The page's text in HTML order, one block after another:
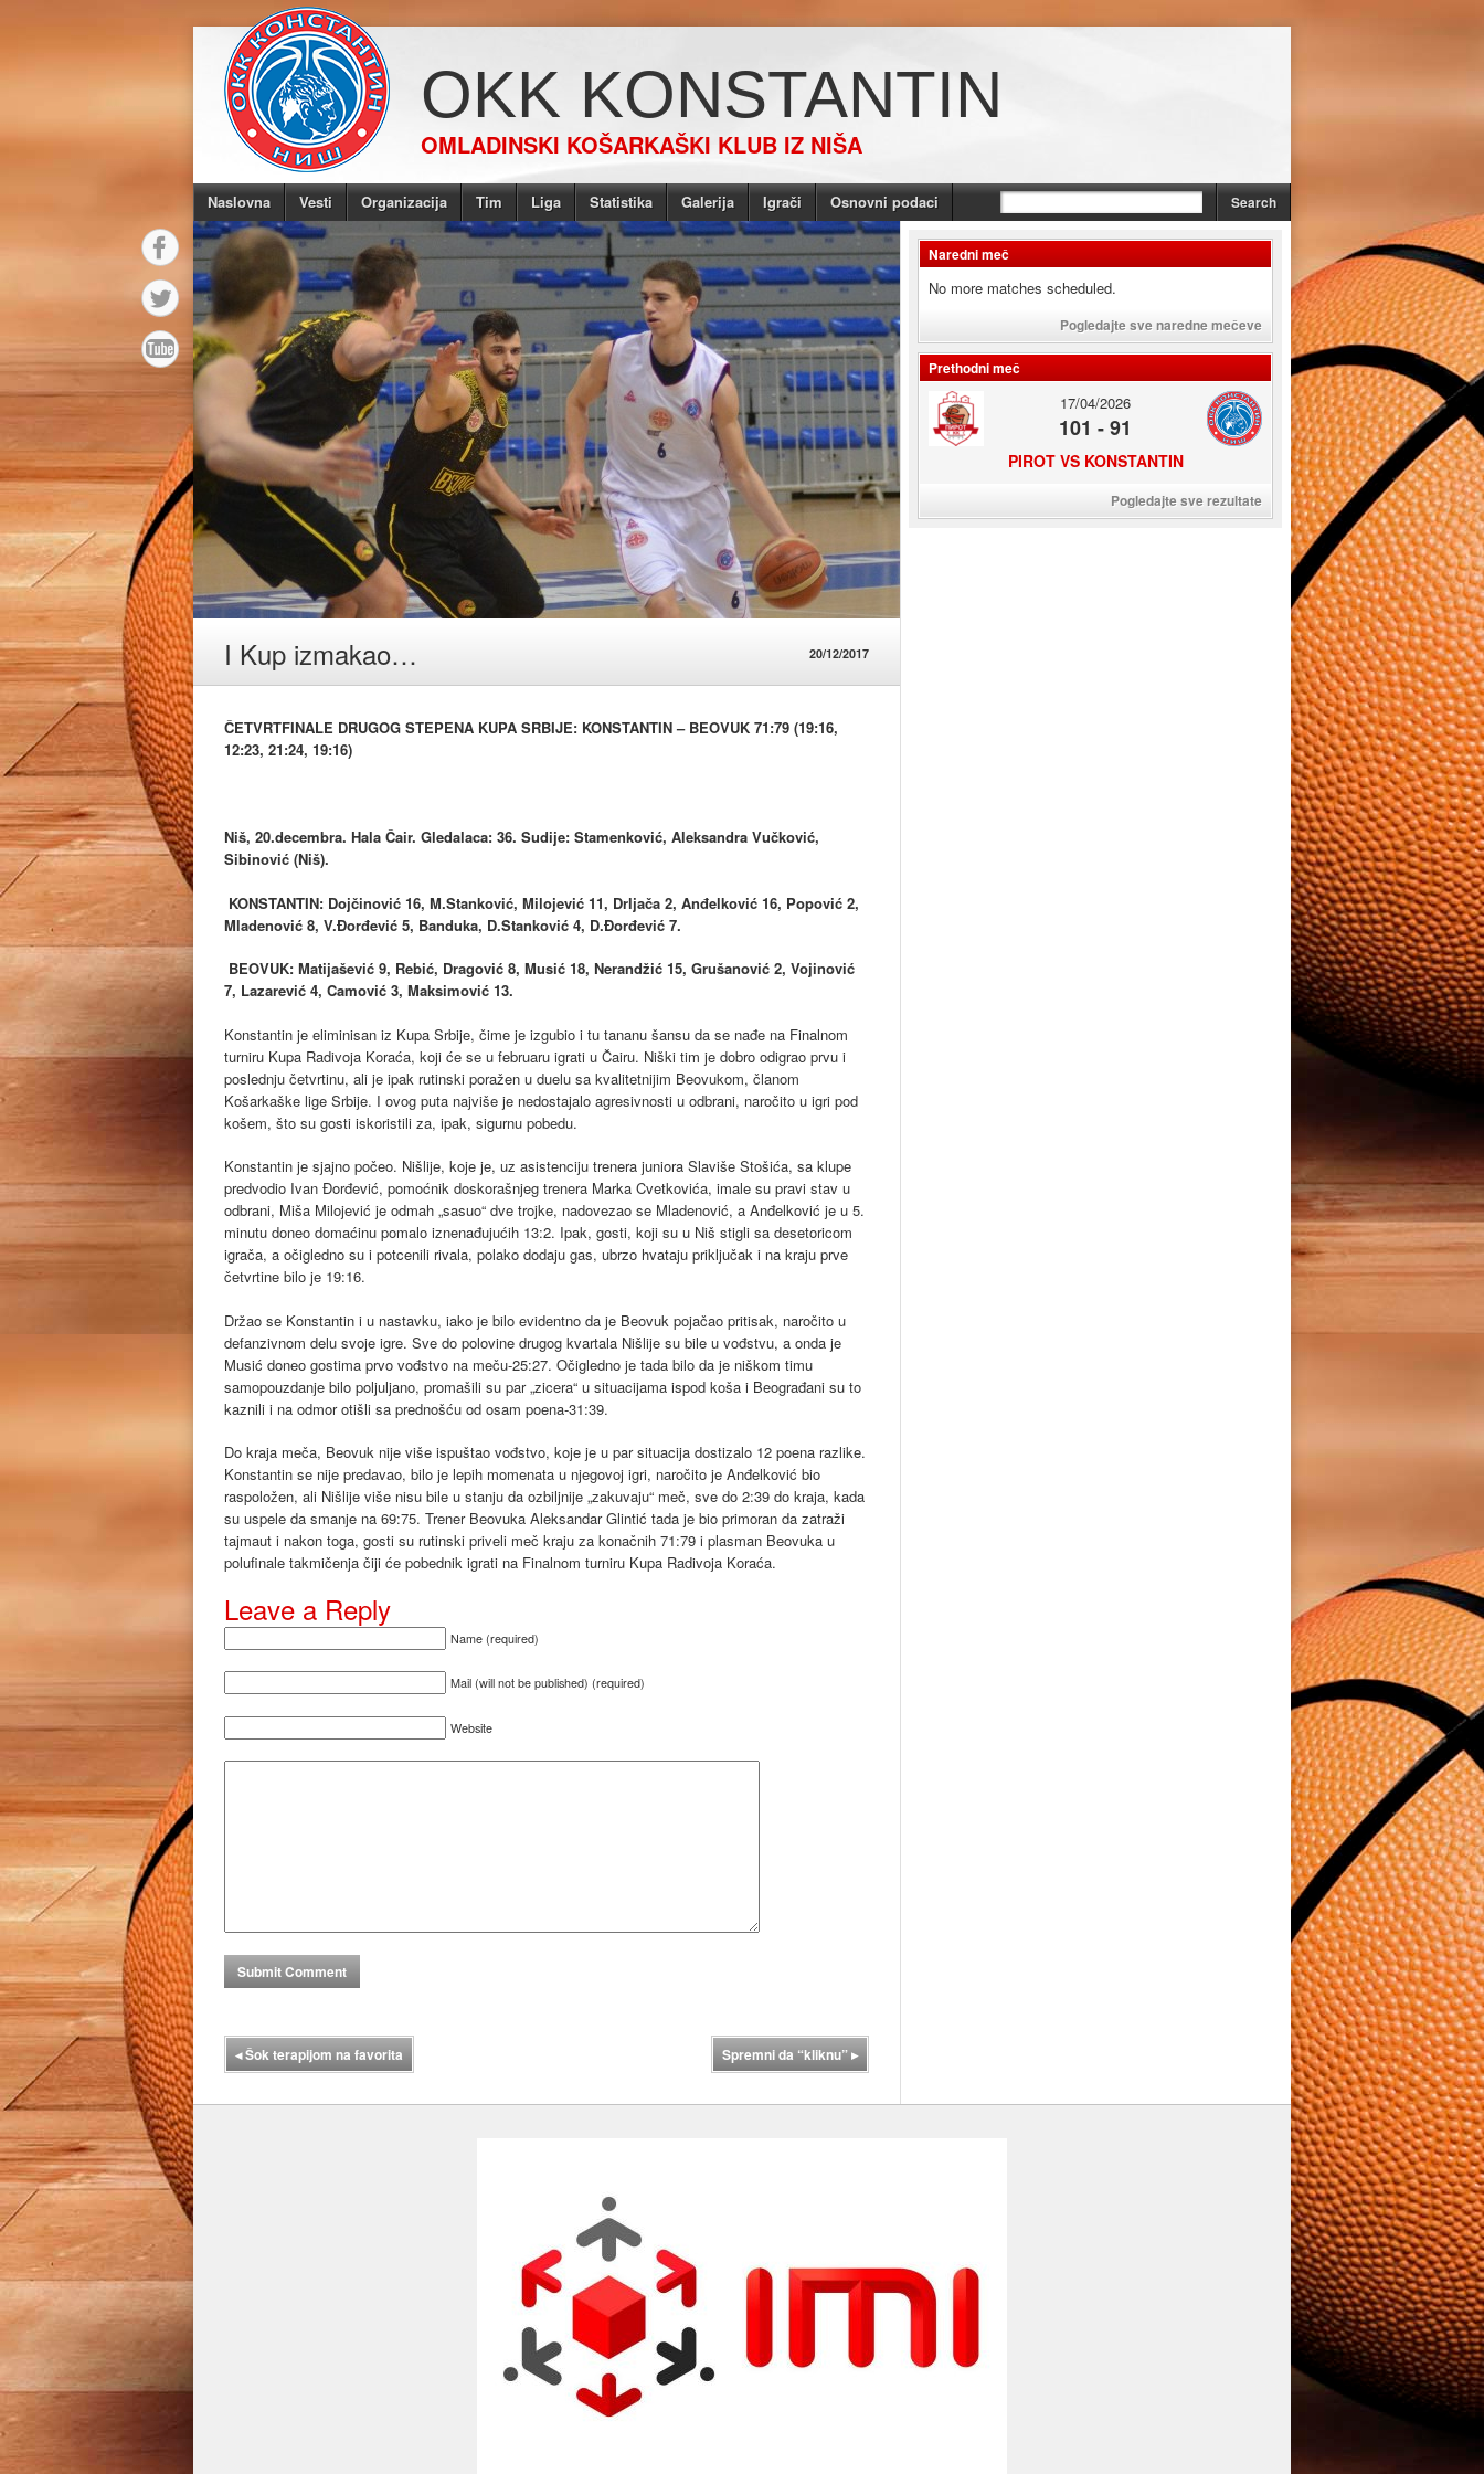
OKK KONSTANTIN
OMLADINSKI KOŠARKAŠKI KLUB IZ NIŠA
Naslovna Vesti Organizacija Tim Liga Statistika Galerija Igrači Osnovni podaci
I Kup izmakao… 20/12/2017
ČETVRTFINALE DRUGOG STEPENA KUPA SRBIJE: KONSTANTIN – BEOVUK 71:79 (19:16,
12:23, 21:24, 19:16)
Niš, 20.decembra. Hala Čair. Gledalaca: 36. Sudije: Stamenković, Aleksandra Vučković,
Sibinović (Niš).
KONSTANTIN: Dojčinović 16, M.Stanković, Milojević 11, Drljača 2, Anđelković 16, Popović 2,
Mladenović 8, V.Đorđević 5, Banduka, D.Stanković 4, D.Đorđević 7.
BEOVUK: Matijašević 9, Rebić, Dragović 8, Musić 18, Nerandžić 15, Grušanović 2, Vojinović
7, Lazarević 4, Camović 3, Maksimović 13.
Konstantin je eliminisan iz Kupa Srbije, čime je izgubio i tu tananu šansu da se nađe na Finalnom
turniru Kupa Radivoja Koraća, koji će se u februaru igrati u Čairu. Niški tim je dobro odigrao prvu i
poslednju četvrtinu, ali je ipak rutinski poražen u duelu sa kvalitetnijim Beovukom, članom
Košarkaške lige Srbije. I ovog puta najviše je nedostajalo agresivnosti u odbrani, naročito u igri pod
košem, što su gosti iskoristili za, ipak, sigurnu pobedu.
Konstantin je sjajno počeo. Nišlije, koje je, uz asistenciju trenera juniora Slaviše Stošića, sa klupe
predvodio Ivan Đorđević, pomoćnik doskorašnjeg trenera Marka Cvetkovića, imale su pravi stav u
odbrani, Miša Milojević je odmah „sasuo“ dve trojke, nadovezao se Mladenović, a Anđelković je u 5.
minutu doneo domaćinu pomalo iznenađujućih 13:2. Ipak, gosti, koji su u Niš stigli sa desetoricom
igrača, a očigledno su i potcenili rivala, polako dodaju gas, ubrzo hvataju priključak i na kraju prve
četvrtine bilo je 19:16.
Držao se Konstantin i u nastavku, iako je bilo evidentno da je Beovuk pojačao pritisak, naročito u
defanzivnom delu svoje igre. Sve do polovine drugog kvartala Nišlije su bile u vođstvu, a onda je
Musić doneo gostima prvo vođstvo na meču-25:27. Očigledno je tada bilo da je niškom timu
samopouzdanje bilo poljuljano, promašili su par „zicera“ u situacijama ispod koša i Beograđani su to
kaznili i na odmor otišli sa prednošću od osam poena-31:39.
Do kraja meča, Beovuk nije više ispuštao vođstvo, koje je u par situacija dostizalo 12 poena razlike.
Konstantin se nije predavao, bilo je lepih momenata u njegovoj igri, naročito je Anđelković bio
raspoložen, ali Nišlije više nisu bile u stanju da ozbiljnije „zakuvaju“ meč, sve do 2:39 do kraja, kada
su uspele da smanje na 69:75. Trener Beovuka Aleksandar Glintić tada je bio primoran da zatraži
tajmaut i nakon toga, gosti su rutinski priveli meč kraju za konačnih 71:79 i plasman Beovuka u
polufinale takmičenja čiji će pobednik igrati na Finalnom turniru Kupa Radivoja Koraća.
Leave a Reply
Name (required)
Mail (will not be published) (required)
Website
◂Šok terapijom na favorita Spremni da “kliknu”▸
Naredni meč
No more matches scheduled.
Pogledajte sve naredne mečeve
Prethodni meč
17/04/2026
101 - 91
PIROT VS KONSTANTIN
Pogledajte sve rezultate